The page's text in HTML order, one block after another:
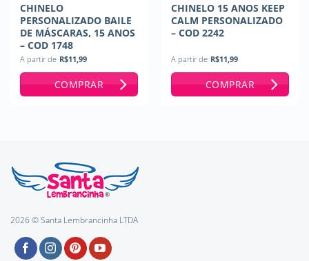
CHINELO
PERSONALIZADO BAILE
DE MÁSCARAS, 15 ANOS
– COD 1748
A partir de R$11,99
COMPRAR
CHINELO 15 ANOS KEEP
CALM PERSONALIZADO
– COD 2242
A partir de R$11,99
COMPRAR
2026 © Santa Lembrancinha LTDA